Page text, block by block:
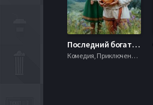
Последний богатырь. Колобок (2026)
Комедия, Приключения, Фэнтези,